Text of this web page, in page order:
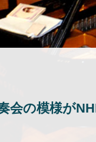
会の模様が